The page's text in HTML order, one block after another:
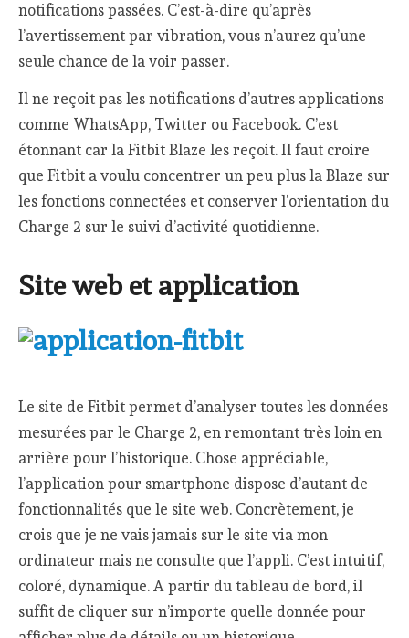
notifications passées. C’est-à-dire qu’après
l’avertissement par vibration, vous n’aurez qu’une
seule chance de la voir passer.
Il ne reçoit pas les notifications d’autres applications
comme WhatsApp, Twitter ou Facebook. C’est
étonnant car la Fitbit Blaze les reçoit. Il faut croire
que Fitbit a voulu concentrer un peu plus la Blaze sur
les fonctions connectées et conserver l’orientation du
Charge 2 sur le suivi d’activité quotidienne.
Site web et application
Le site de Fitbit permet d’analyser toutes les données
mesurées par le Charge 2, en remontant très loin en
arrière pour l’historique. Chose appréciable,
l’application pour smartphone dispose d’autant de
fonctionnalités que le site web. Concrètement, je
crois que je ne vais jamais sur le site via mon
ordinateur mais ne consulte que l’appli. C’est intuitif,
coloré, dynamique. A partir du tableau de bord, il
suffit de cliquer sur n’importe quelle donnée pour